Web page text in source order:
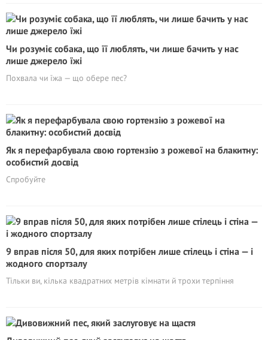
Чи розуміє собака, що її люблять, чи лише бачить у нас
лише джерело їжі
Похвала чи їжа — що обере пес?
Як я перефарбувала свою гортензію з рожевої на блакитну:
особистий досвід
Спробуйте
9 вправ після 50, для яких потрібен лише стілець і стіна — і
жодного спортзалу
Тільки ви, кілька квадратних метрів кімнати й трохи терпіння